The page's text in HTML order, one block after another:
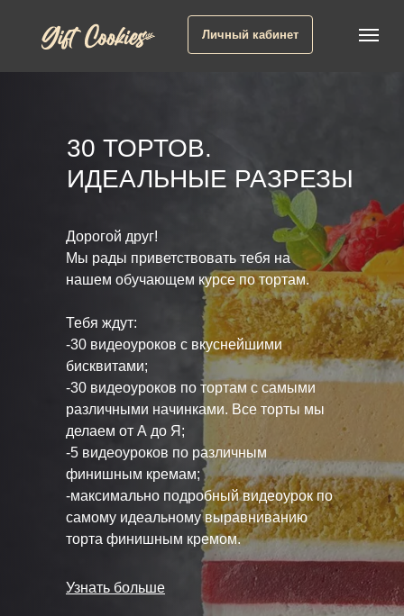
Личный кабинет
30 ТОРТОВ.
ИДЕАЛЬНЫЕ РАЗРЕЗЫ
Узнать больше
Дорогой друг!
Мы рады приветствовать тебя на
нашем обучающем курсе по тортам.
Тебя ждут:
-30 видеоуроков с вкуснейшими
бисквитами;
-30 видеоуроков по тортам с самыми
различными начинками. Все торты мы
делаем от А до Я;
-5 видеоуроков по различным
финишным кремам;
-максимально подробный видеоурок по
самому идеальному выравниванию
торта финишным кремом.